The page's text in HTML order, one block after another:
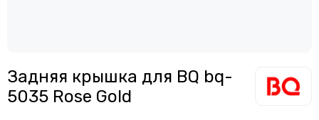
Задняя крышка для BQ bq-
5035 Rose Gold